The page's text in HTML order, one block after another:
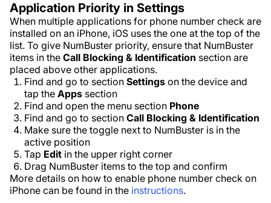
Application Priority in Settings
When multiple applications for phone number check are
installed on an iPhone, iOS uses the one at the top of the
list. To give NumBuster priority, ensure that NumBuster
items in the Call Blocking & Identification section are
placed above other applications.
Find and go to section Settings on the device and
tap the Apps section
Find and open the menu section Phone
Find and go to section Call Blocking & Identification
Make sure the toggle next to NumBuster is in the
active position
Tap Edit in the upper right corner
Drag NumBuster items to the top and confirm
More details on how to enable phone number check on
iPhone can be found in the instructions.